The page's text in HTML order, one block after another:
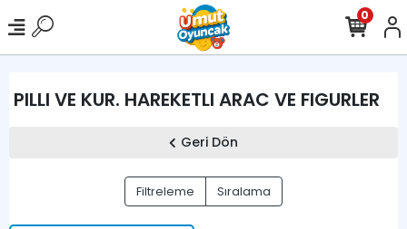
0
PILLI VE KUR. HAREKETLI ARAC VE FIGURLER
Geri Dön
Filtreleme Sıralama